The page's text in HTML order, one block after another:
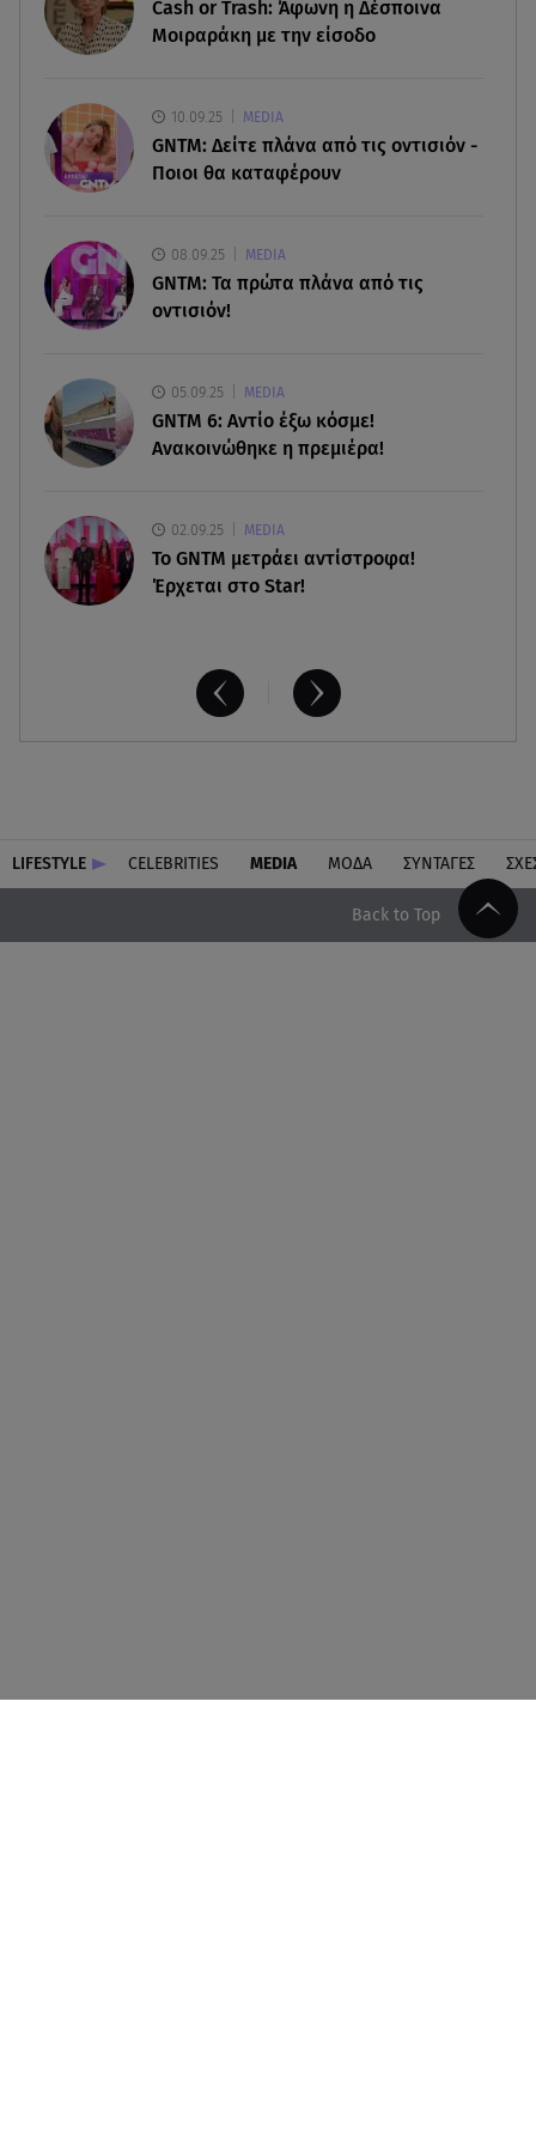
Κυψέλη: Tι βρέθηκε στο διαμέρισμα της
38χρονης Λίζα
Συντάξεις Σεπτεμβρίου: Πότε θα μπουν τα
χρήματα στους λογαριασμούς
- Σηκώθηκαν εναέρια μέσα
07.08.26 , 18:34
Cash or Trash: Άφωνη η Δέσποινα
Μοιραράκη με την είσοδο
10.09.25 MEDIA
GNTM: Δείτε πλάνα από τις οντισιόν -
Ποιοι θα καταφέρουν
08.09.25 MEDIA
GNTM: Τα πρώτα πλάνα από τις
οντισιόν!
05.09.25 MEDIA
GNTM 6: Αντίο έξω κόσμε!
Ανακοινώθηκε η πρεμιέρα!
02.09.25 MEDIA
Το GNTM μετράει αντίστροφα!
Έρχεται στο Star!
LIFESTYLE CELEBRITIES MEDIA ΜΟΔΑ ΣΥΝΤΑΓΕΣ
Back to Top